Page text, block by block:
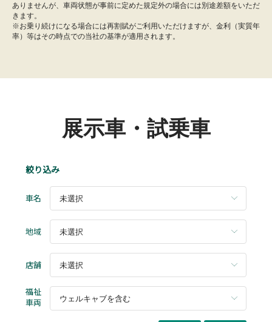
ありませんが、車両状態が事前に定めた規定外の場合には別途差額をいただ
きます。
※お乗り続けになる場合には再割賦がご利用いただけますが、金利（実質年
率）等はその時点での当社の基準が適用されます。
展示車・試乗車